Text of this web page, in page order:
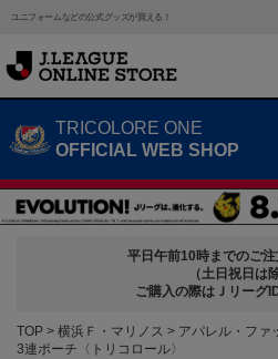
ユニフォームなどの公式グッズが買える！
TRICOLORE ONE
OFFICIAL WEB SHOP
平日午前10時までのご注
（土日祝日は
ご購入の際はＪリーグ
TOP 横浜Ｆ・マリノス アパレル・ファ
3連ポーチ〈トリコロール〉